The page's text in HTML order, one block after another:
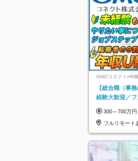
GMOコネクトHR
ットグループ】
【総合職（事
経験大歓迎／
★
300～700万円
フルリモート